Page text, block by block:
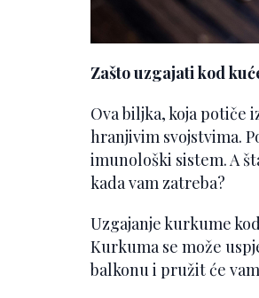
Zašto uzgajati kod
Ova biljka, koja potiče
hranjivim svojstvima.
imunološki sistem. A
kada vam zatreba?
Uzgajanje kurkume
Kurkuma se može
balkonu i pružit će